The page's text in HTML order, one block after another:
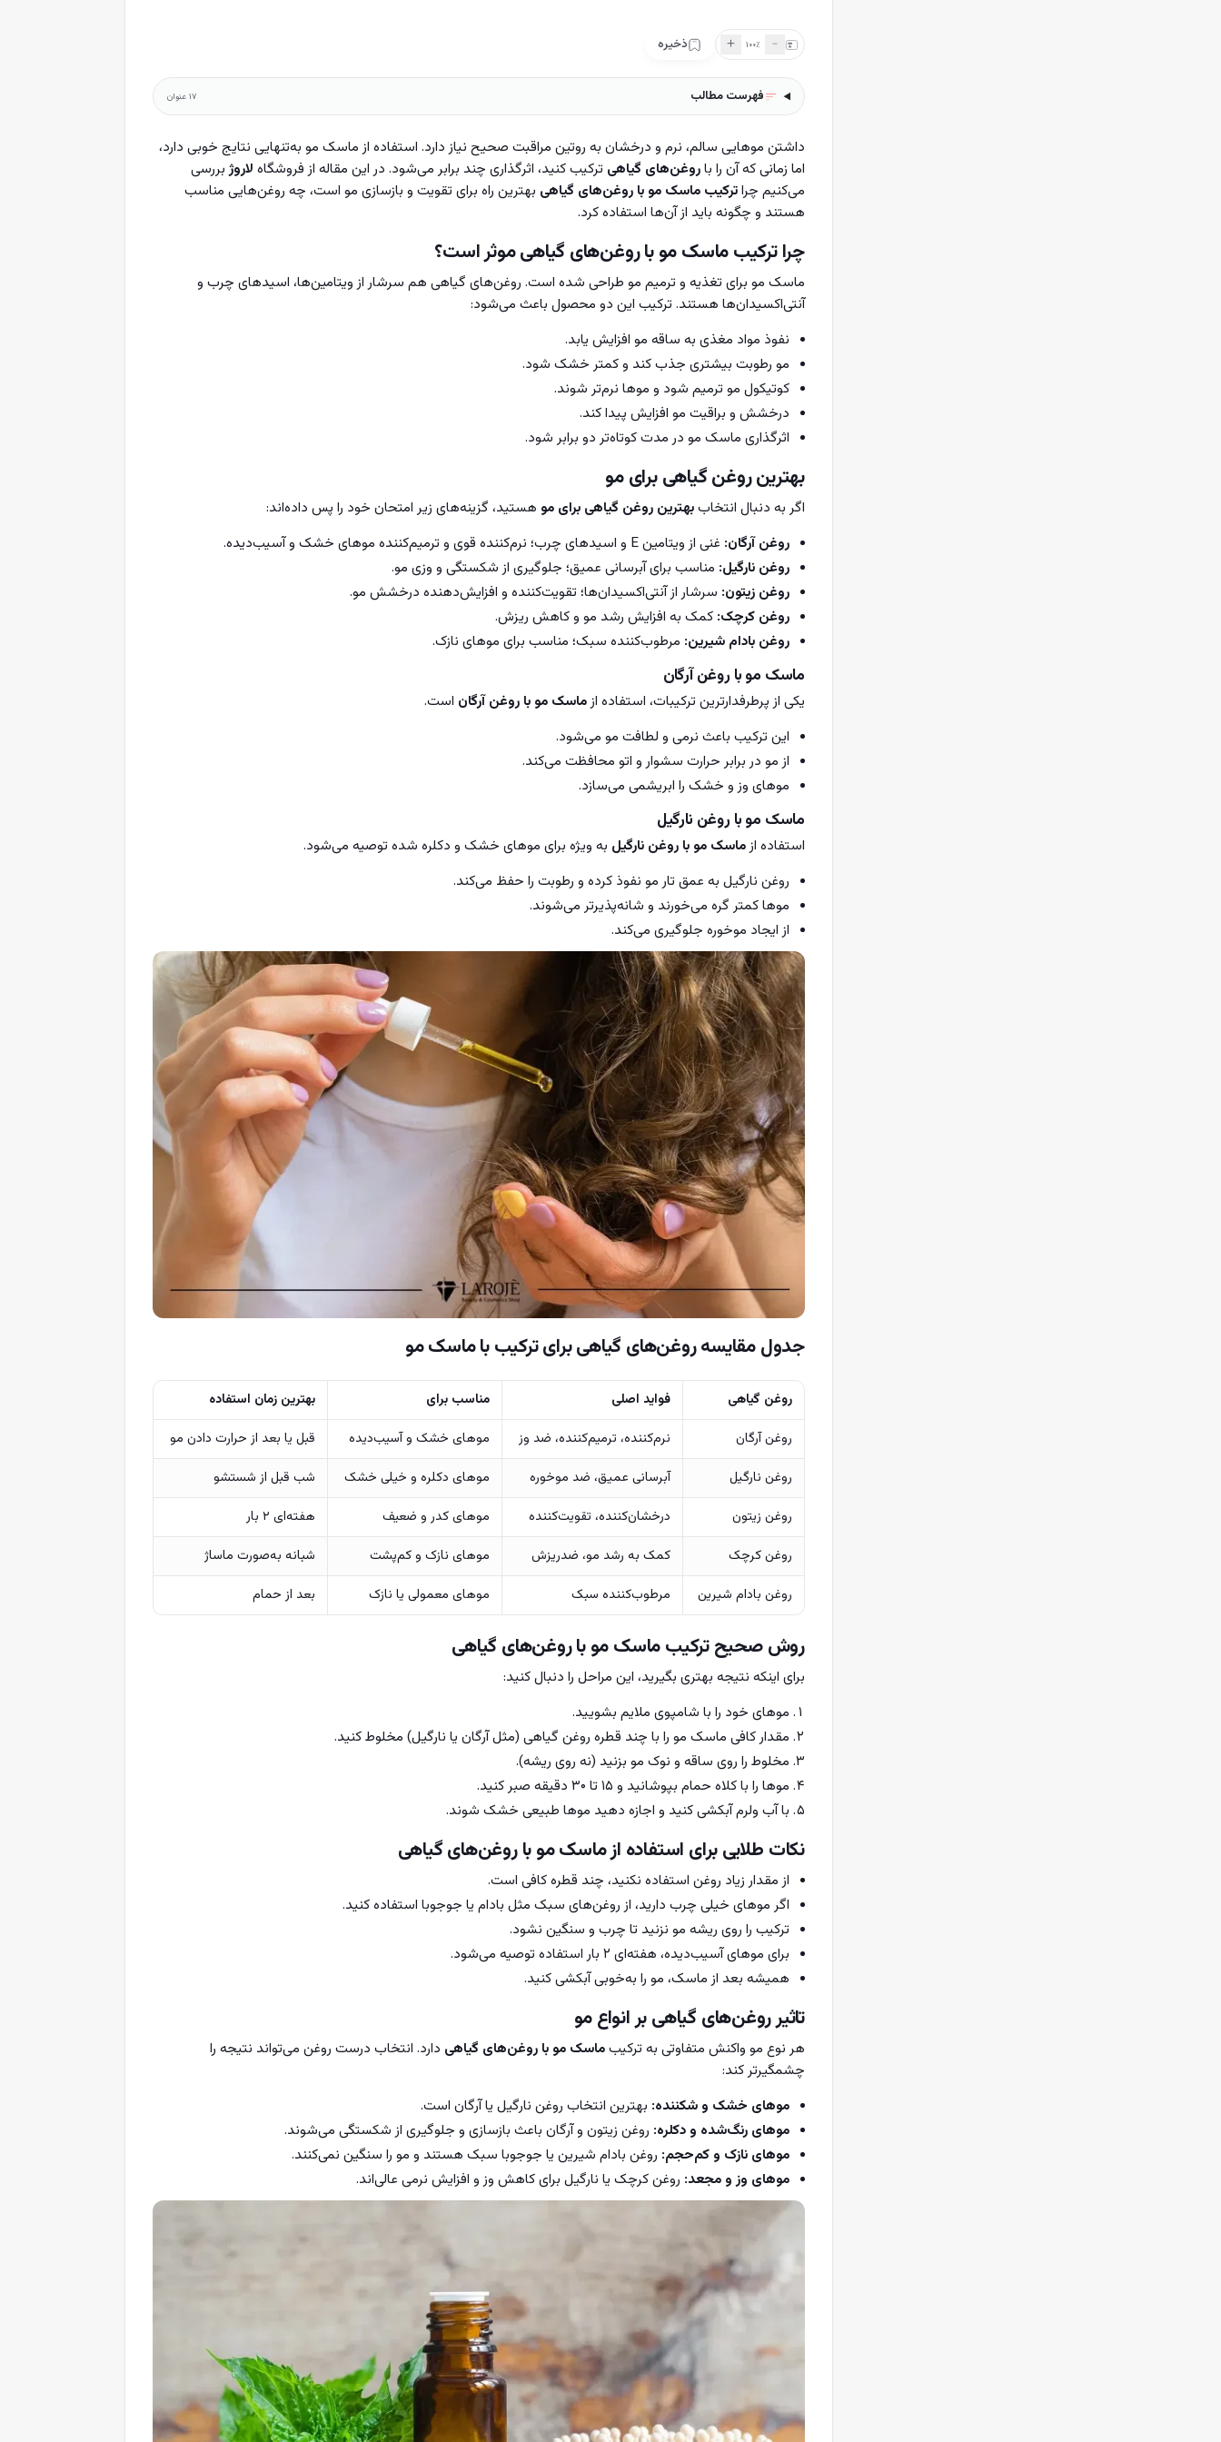
﹣ ۱۰۰٪ ＋ ذخیره
فهرست مطالب ۱۷ عنوان
داشتن موهایی سالم، نرم و درخشان به روتین مراقبت صحیح نیاز دارد. استفاده از ماسک مو به‌تنهایی نتایج خوبی دارد،
اما زمانی که آن را باروغن‌های گیاهی ترکیب کنید، اثرگذاری چند برابر می‌شود. در این مقاله از فروشگاه لاروژبررسی
می‌کنیم چراترکیب ماسک مو با روغن‌های گیاهی بهترین راه برای تقویت و بازسازی مو است، چه روغن‌هایی مناسب
هستند و چگونه باید از آن‌ها استفاده کرد.
چرا ترکیب ماسک مو با روغن‌های گیاهی موثر است؟
ماسک مو برای تغذیه و ترمیم مو طراحی شده است. روغن‌های گیاهی هم سرشار از ویتامین‌ها، اسیدهای چرب و
آنتی‌اکسیدان‌ها هستند. ترکیب این دو محصول باعث می‌شود:
نفوذ مواد مغذی به ساقه مو افزایش یابد.
مو رطوبت بیشتری جذب کند و کمتر خشک شود.
کوتیکول مو ترمیم شود و موها نرم‌تر شوند.
درخشش و براقیت مو افزایش پیدا کند.
اثرگذاری ماسک مو در مدت کوتاه‌تر دو برابر شود.
بهترین روغن گیاهی برای مو
اگر به دنبال انتخاببهترین روغن گیاهی برای مو هستید، گزینه‌های زیر امتحان خود را پس داده‌اند:
روغن آرگان: غنی از ویتامین E و اسیدهای چرب؛ نرم‌کننده قوی و ترمیم‌کننده موهای خشک و آسیب‌دیده.
روغن نارگیل: مناسب برای آبرسانی عمیق؛ جلوگیری از شکستگی و وزی مو.
روغن زیتون: سرشار از آنتی‌اکسیدان‌ها؛ تقویت‌کننده و افزایش‌دهنده درخشش مو.
روغن کرچک: کمک به افزایش رشد مو و کاهش ریزش.
روغن بادام شیرین: مرطوب‌کننده سبک؛ مناسب برای موهای نازک.
ماسک مو با روغن آرگان
یکی از پرطرفدارترین ترکیبات، استفاده ازماسک مو با روغن آرگان است.
این ترکیب باعث نرمی و لطافت مو می‌شود.
از مو در برابر حرارت سشوار و اتو محافظت می‌کند.
موهای وز و خشک را ابریشمی می‌سازد.
ماسک مو با روغن نارگیل
استفاده ازماسک مو با روغن نارگیل به ویژه برای موهای خشک و دکلره شده توصیه می‌شود.
روغن نارگیل به عمق تار مو نفوذ کرده و رطوبت را حفظ می‌کند.
موها کمتر گره می‌خورند و شانه‌پذیرتر می‌شوند.
از ایجاد موخوره جلوگیری می‌کند.
جدول مقایسه روغن‌های گیاهی برای ترکیب با ماسک مو
روغن گیاهی فواید اصلی مناسب برای
بهترین زمان استفاده
روغن آرگان
نرم‌کننده، ترمیم‌کننده، ضد وز موهای خشک و آسیب‌دیده
قبل یا بعد از حرارت دادن مو
روغن نارگیل
آبرسانی عمیق، ضد موخوره موهای دکلره و خیلی خشک
شب قبل از شستشو
روغن زیتون
درخشان‌کننده، تقویت‌کننده موهای کدر و ضعیف
هفته‌ای ۲ بار
روغن کرچک
کمک به رشد مو، ضدریزش موهای نازک و کم‌پشت
شبانه به‌صورت ماساژ
روغن بادام شیرین
مرطوب‌کننده سبک موهای معمولی یا نازک بعد از حمام
روش صحیح ترکیب ماسک مو با روغن‌های گیاهی
برای اینکه نتیجه بهتری بگیرید، این مراحل را دنبال کنید:
موهای خود را با شامپوی ملایم بشویید.
مقدار کافی ماسک مو را با چند قطره روغن گیاهی (مثل آرگان یا نارگیل) مخلوط کنید.
مخلوط را روی ساقه و نوک مو بزنید (نه روی ریشه).
موها را با کلاه حمام بپوشانید و ۱۵ تا ۳۰ دقیقه صبر کنید.
با آب ولرم آبکشی کنید و اجازه دهید موها طبیعی خشک شوند.
نکات طلایی برای استفاده از ماسک مو با روغن‌های گیاهی
از مقدار زیاد روغن استفاده نکنید، چند قطره کافی است.
اگر موهای خیلی چرب دارید، از روغن‌های سبک مثل بادام یا جوجوبا استفاده کنید.
ترکیب را روی ریشه مو نزنید تا چرب و سنگین نشود.
برای موهای آسیب‌دیده، هفته‌ای ۲ بار استفاده توصیه می‌شود.
همیشه بعد از ماسک، مو را به‌خوبی آبکشی کنید.
تاثیر روغن‌های گیاهی بر انواع مو
هر نوع مو واکنش متفاوتی به ترکیبماسک مو با روغن‌های گیاهی دارد. انتخاب درست روغن می‌تواند نتیجه را
چشمگیرتر کند:
موهای خشک و شکننده: بهترین انتخاب روغن نارگیل یا آرگان است.
موهای رنگ‌شده و دکلره: روغن زیتون و آرگان باعث بازسازی و جلوگیری از شکستگی می‌شوند.
موهای نازک و کم‌حجم: روغن بادام شیرین یا جوجوبا سبک هستند و مو را سنگین نمی‌کنند.
موهای وز و مجعد: روغن کرچک یا نارگیل برای کاهش وز و افزایش نرمی عالی‌اند.